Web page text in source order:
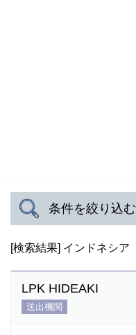
条件を絞り込む
送出国
インド
インドネシア
ウズベキスタン
[検索結果] インドネシア
LPK HIDEAKI
送出機関